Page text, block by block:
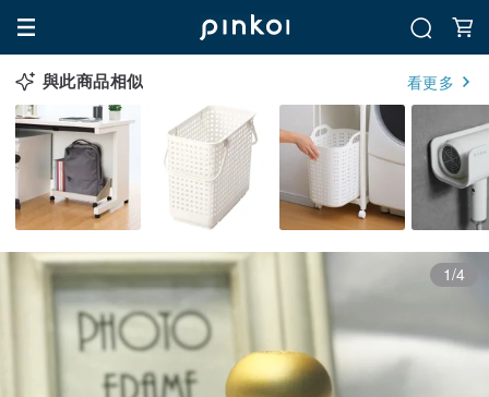
與此商品相似 看更多
1/4